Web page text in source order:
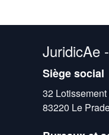
JuridicAe
Siège social
32
83220 Le